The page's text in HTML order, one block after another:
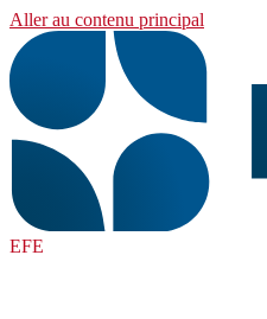
Aller au contenu principal
EFE